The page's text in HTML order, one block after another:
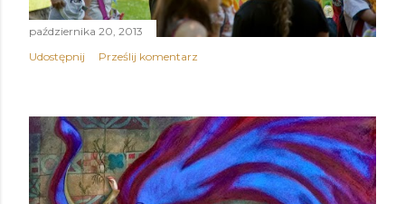
października 20, 2013
Udostępnij
Prześlij komentarz